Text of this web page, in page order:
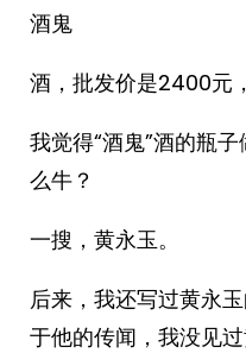
酒鬼
酒，批发价是2400元
我觉得“酒鬼”酒的瓶
么牛？
一搜，黄永玉。
后来，我还写过黄永
于他的传闻，我没见